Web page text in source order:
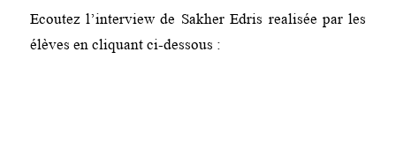
Ecoutez l’interview de Sakher Edris realisée par les
élèves en cliquant ci-dessous :